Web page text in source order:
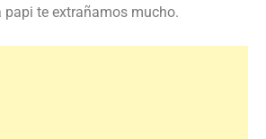
papi te extrañamos mucho.